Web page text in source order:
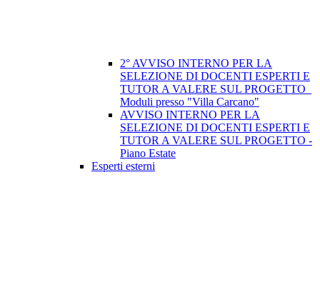
2° AVVISO INTERNO PER LA
SELEZIONE DI DOCENTI ESPERTI E
TUTOR A VALERE SUL PROGETTO_
Moduli presso "Villa Carcano"
AVVISO INTERNO PER LA
SELEZIONE DI DOCENTI ESPERTI E
TUTOR A VALERE SUL PROGETTO -
Piano Estate
Esperti esterni